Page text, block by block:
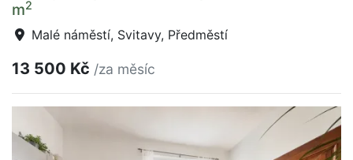
m2
Malé náměstí, Svitavy, Předměstí
13 500 Kč /za měsíc